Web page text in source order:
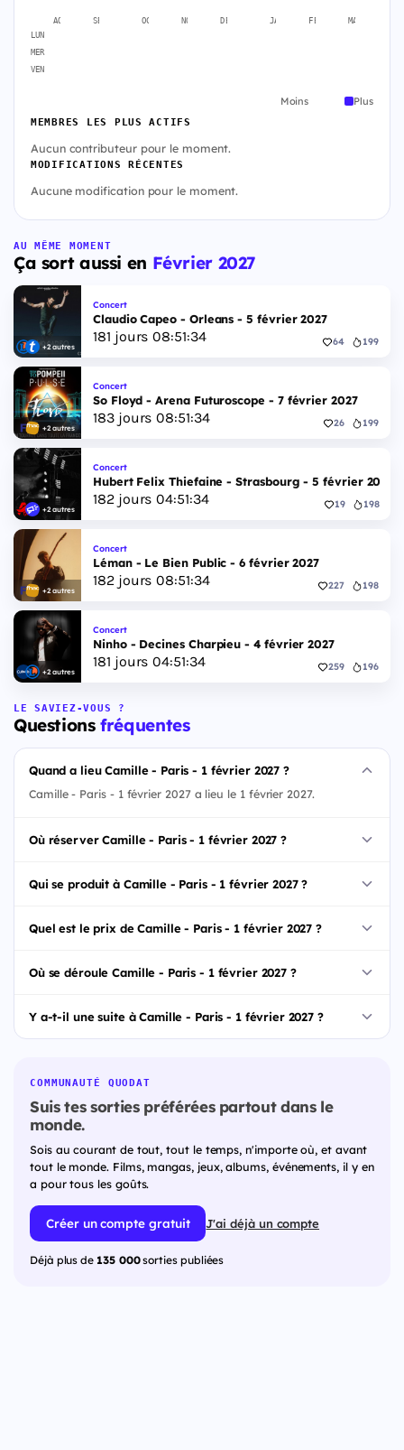
AOÛT SEPT. OCT. NOV. DÉC. JANV. FÉVR. MARS
LUN
MER
VEN
Moins Plus
MEMBRES LES PLUS ACTIFS
Aucun contributeur pour le moment.
MODIFICATIONS RÉCENTES
Aucune modification pour le moment.
AU MÊME MOMENT
Ça sort aussi en Février 2027
+2 autres
Concert
Claudio Capeo - Orleans - 5 février 2027
181 jours 08:51:33 64 199
+2 autres
Concert
So Floyd - Arena Futuroscope - 7 février 2027
183jours 08:51:33 26 199
+2 autres
Concert
Hubert Felix Thiefaine - Strasbourg - 5 février 2027
182jours 04:51:33 19 198
+2 autres
Concert
Léman - Le Bien Public - 6 février 2027
182jours 08:51:33 227 198
+2 autres
Concert
Ninho - Decines Charpieu - 4 février 2027
181 jours 04:51:33 259 196
LE SAVIEZ-VOUS ?
Questionsfréquentes
Quand a lieu Camille - Paris - 1 février 2027 ?
Camille - Paris - 1 février 2027 a lieu le 1 février 2027.
Où réserver Camille - Paris - 1 février 2027 ?
Qui se produit à Camille - Paris - 1 février 2027 ?
Quel est le prix de Camille - Paris - 1 février 2027 ?
Où se déroule Camille - Paris - 1 février 2027 ?
Y a-t-il une suite à Camille - Paris - 1 février 2027 ?
COMMUNAUTÉ QUODAT
Suis tes sorties préférées partout dans le
monde.
Sois au courant de tout, tout le temps, n'importe où, et avant
tout le monde. Films, mangas, jeux, albums, événements, il y en
a pour tous les goûts.
Créer un compte gratuit J'ai déjà un compte
Déjà plus de 135 000sorties publiées